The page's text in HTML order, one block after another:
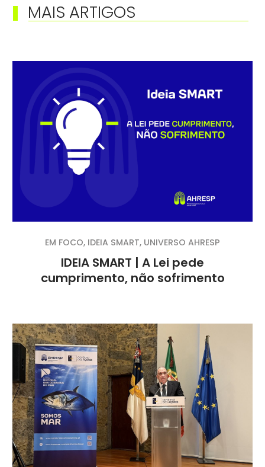
MAIS ARTIGOS
IDEIA SMART | A Lei pede
cumprimento, não sofrimento
EM FOCO, IDEIA SMART, UNIVERSO AHRESP